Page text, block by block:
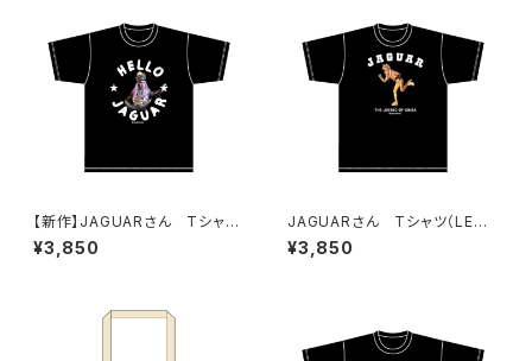
【新作】JAGUARさん Tシャツ
（HELLO JAGUAR）Black
¥3,850
JAGUARさん Tシャツ（LEGE
ND-B）Black
¥3,850